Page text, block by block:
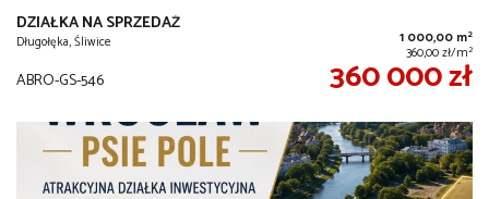
DZIAŁKA NA SPRZEDAŻ
Długołęka, Śliwice 1 000,00 m2
360,00 zł/m2
ABRO-GS-546 360 000 zł